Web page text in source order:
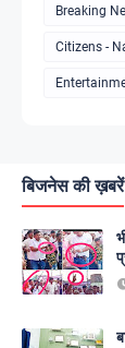
Breaking
Citizens -
बिजनेस की ख़बरें